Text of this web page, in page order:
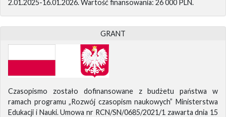
2.01.2025-16.01.2026. Wartość finansowania: 26 000 PLN.
GRANT
Czasopismo zostało dofinansowane z budżetu państwa w
ramach programu „Rozwój czasopism naukowych” Ministerstwa
Edukacji i Nauki. Umowa nr RCN/SN/0685/2021/1 zawarta dnia 15